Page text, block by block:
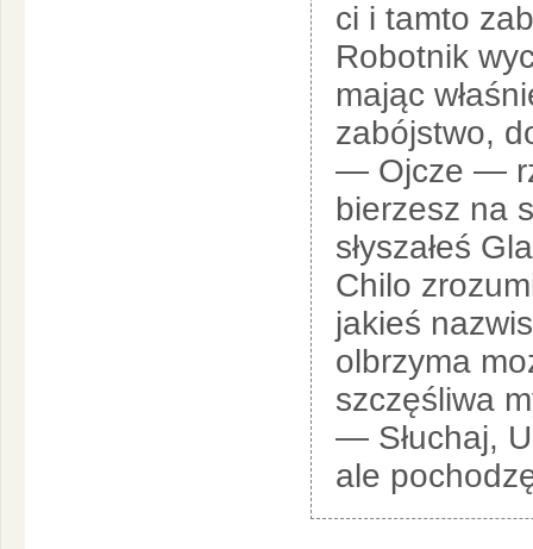
ci i tamto
Robotnik
mając
zabójstwo,
— Ojcze —
bierzesz na
słyszałeś
Chilo
jakieś
olbrzyma
szczęśliwa
— Słuchaj,
ale